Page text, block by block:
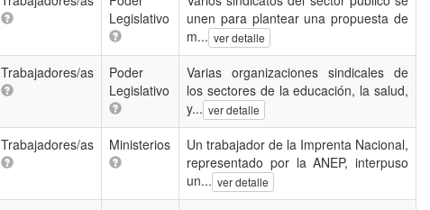
Legislativo
unen para plantear una propuesta de
m... ver detalle
Trabajadores/as
Poder
Legislativo
Varias organizaciones sindicales de
los sectores de la educación, la salud,
y... ver detalle
Trabajadores/as Ministerios
Un trabajador de la Imprenta Nacional,
representado por la ANEP, interpuso
un... ver detalle